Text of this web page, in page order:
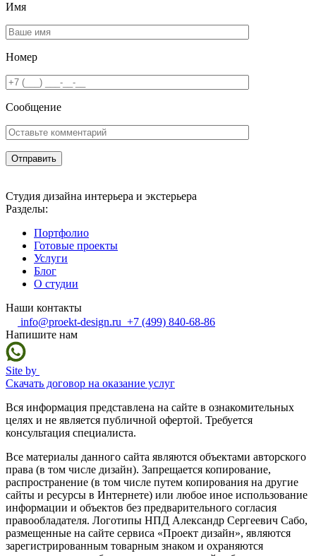
Имя
Номер
Сообщение
Студия дизайна интерьера и экстерьера
Разделы:
Портфолио
Готовые проекты
Услуги
Блог
О студии
Наши контакты
info@proekt-design.ru +7 (499) 840-68-86
Напишите нам
Site by
Скачать договор на оказание услуг
Вся информация представлена на сайте в ознакомительных
целях и не является публичной офертой. Требуется
консультация специалиста.
Все материалы данного сайта являются объектами авторского
права (в том числе дизайн). Запрещается копирование,
распространение (в том числе путем копирования на другие
сайты и ресурсы в Интернете) или любое иное использование
информации и объектов без предварительного согласия
правообладателя. Логотипы НПД Александр Сергеевич Сабо,
размещенные на сайте сервиса «Проект дизайн», являются
зарегистрированным товарным знаком и охраняются